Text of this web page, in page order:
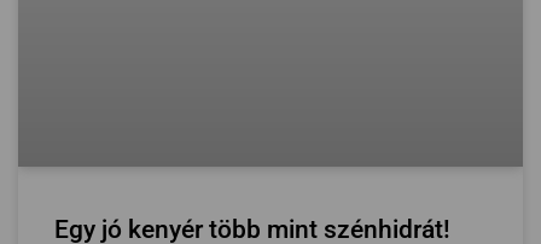
Egy jó kenyér több mint szénhidrát!